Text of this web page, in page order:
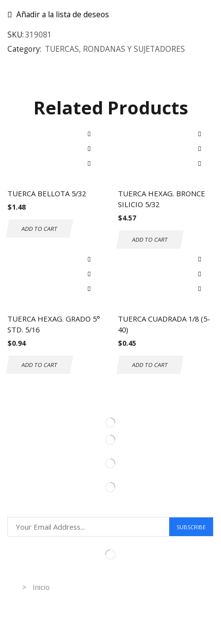
Añadir a la lista de deseos
SKU:319081
Category: TUERCAS, RONDANAS Y SUJETADORES
Related Products
TUERCA BELLOTA 5/32
$1.48
ADD TO CART
TUERCA HEXAG. BRONCE
SILICIO 5/32
$4.57
ADD TO CART
TUERCA HEXAG. GRADO 5°
STD. 5/16
$0.94
ADD TO CART
TUERCA CUADRADA 1/8 (5-
40)
$0.45
ADD TO CART
> Inicio